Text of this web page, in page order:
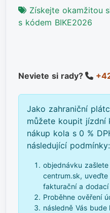
Získejte okamžitou
s kódem BIKE2026
Neviete si rady?
Jako zahraniční
můžete koupit jízdní
nákup kola s 0 %
následující podmínky:
objednávku
centrum.sk,
fakturační a
Proběhne ověření
následně Vás